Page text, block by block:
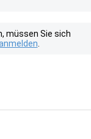
müssen Sie sich